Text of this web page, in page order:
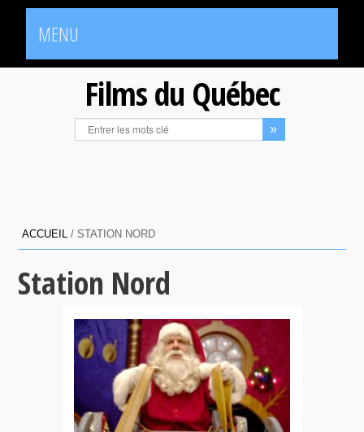
MENU
Films du Québec
ACCUEIL /STATION NORD
Station Nord